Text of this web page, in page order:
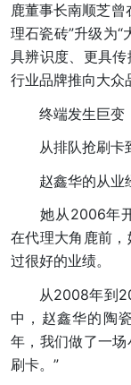
鹿董事长南顺芝曾
理石瓷砖”升级为“
具辨识度、更具
行业品牌推向大众
终端发生巨变
从排队抢刷卡
赵鑫华的从业经
她从2006年开
在代理大角鹿前
过很好的业绩。
从2008年到
中，赵鑫华的陶
年，我们做了一
刷卡。”